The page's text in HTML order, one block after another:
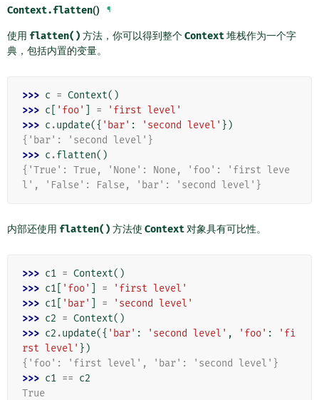
Context.flatten() ¶
使用 flatten() 方法，你可以得到整个Context堆栈作为一个字
典，包括内置的变量。
>>> c = Context()
>>> c 'foo' =
'first level'
>>> c .update({ 'bar' : 'second level' })
{'bar': 'second level'}
>>> c .flatten()
{'True': True, 'None': None, 'foo': 'first leve
l', 'False': False, 'bar': 'second level'}
内部还使用 flatten() 方法使 Context 对象具有可比性。
>>> c1 = Context()
>>> c1 'foo' =
'first level'
>>> c1 'bar' =
'second level'
>>> c2 = Context()
>>> c2 .update({ 'bar' : 'second level' , 'foo' :
'fi
rst level' })
{'foo': 'first level', 'bar': 'second level'}
>>> c1 == c2
True